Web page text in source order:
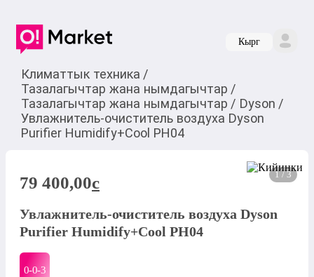
Кырг
Климаттык техника /
Тазалагычтар жана нымдагычтар /
Тазалагычтар жана нымдагычтар / Dyson /
Увлажнитель-очиститель воздуха Dyson
Purifier Humidify+Cool PH04
1 / 3
79 400,00c
Увлажнитель-очиститель воздуха Dyson
Purifier Humidify+Cool PH04
0-0-3